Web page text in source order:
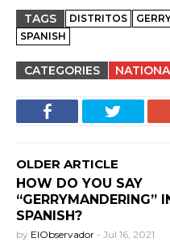
TAGS DISTRITOS
SPANISH
CATEGORIES
OLDER ARTICLE
HOW DO YOU SAY
“GERRYMANDERING”
SPANISH?
by ElObservador - Jul 16, 2021